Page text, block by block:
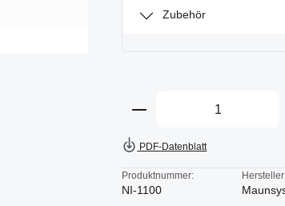
Zubehör
Produkt Anzahl:
PDF-Datenblatt
Produktnummer:
NI-1100